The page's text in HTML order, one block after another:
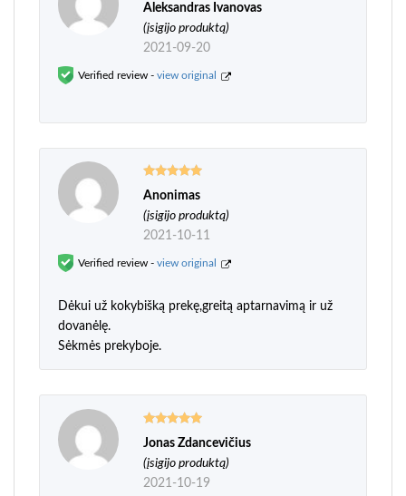
Įvertinimas:
5iš 5
Aleksandras Ivanovas
(įsigijo produktą)
2021-09-20
Verified review - view original
Įvertinimas:
5iš 5
Anonimas
(įsigijo produktą)
2021-10-11
Verified review - view original
Dėkui už kokybišką prekę,greitą aptarnavimą ir už
dovanėlę.
Sėkmės prekyboje.
Įvertinimas:
5iš 5
Jonas Zdancevičius
(įsigijo produktą)
2021-10-19